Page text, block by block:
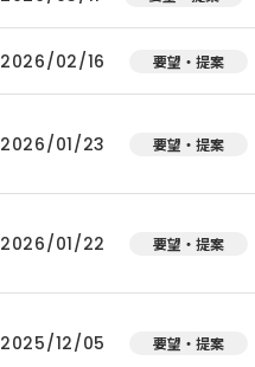
2026/02/16 要望・提案
2026/01/23 要望・提案
2026/01/22 要望・提案
2025/12/05 要望・提案